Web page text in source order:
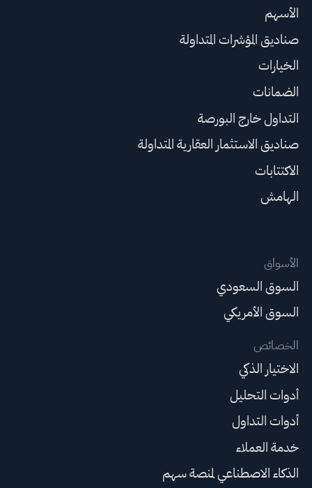
الأسهم
صناديق المؤشرات المتداولة
الخيارات
الضمانات
التداول خارج البورصة
صناديق الاستثمار العقارية المتداولة
الاكتتابات
الهامش
الأسواق
السوق السعودي
السوق الأمريكي
الخصائص
الاختيار الذكي
أدوات التحليل
أدوات التداول
خدمة العملاء
الذكاء الاصطناعي لمنصة سهم